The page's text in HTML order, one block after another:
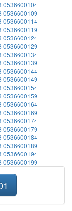
0536600104
0536600109
0536600114
0536600119
0536600124
0536600129
0536600134
0536600139
0536600144
0536600149
0536600154
0536600159
0536600164
0536600169
0536600174
0536600179
0536600184
0536600189
0536600194
0536600199